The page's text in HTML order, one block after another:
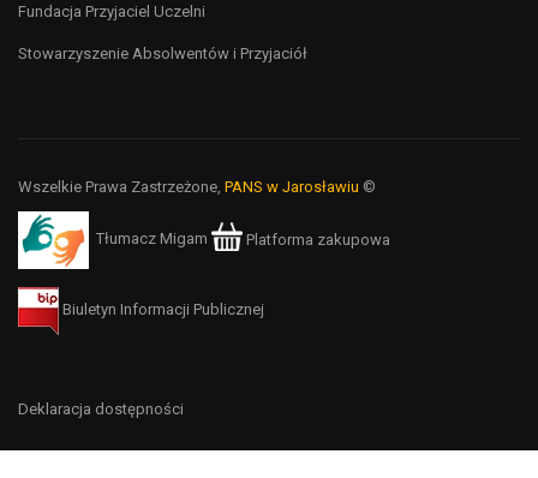
Fundacja Przyjaciel Uczelni
Stowarzyszenie Absolwentów i Przyjaciół
Wszelkie Prawa Zastrzeżone, PANS w Jarosławiu ©
Tłumacz Migam Platforma zakupowa
Biuletyn Informacji Publicznej
Deklaracja dostępności